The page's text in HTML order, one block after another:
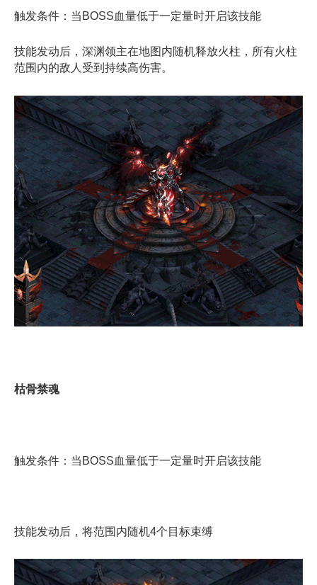
触发条件：当BOSS血量低于一定量时开启该技能
技能发动后，深渊领主在地图内随机释放火柱，所有火柱
范围内的敌人受到持续高伤害。
枯骨禁魂
触发条件：当BOSS血量低于一定量时开启该技能
技能发动后，将范围内随机4个目标束缚